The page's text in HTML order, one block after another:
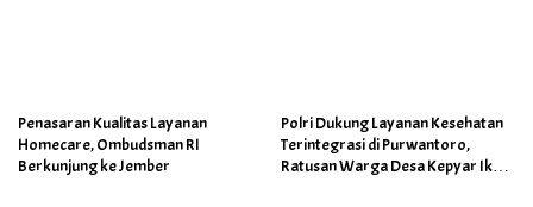
Penasaran Kualitas Layanan
Homecare, Ombudsman RI
Berkunjung ke Jember
Polri Dukung Layanan Kesehatan
Terintegrasi di Purwantoro,
Ratusan Warga Desa Kepyar Ikuti